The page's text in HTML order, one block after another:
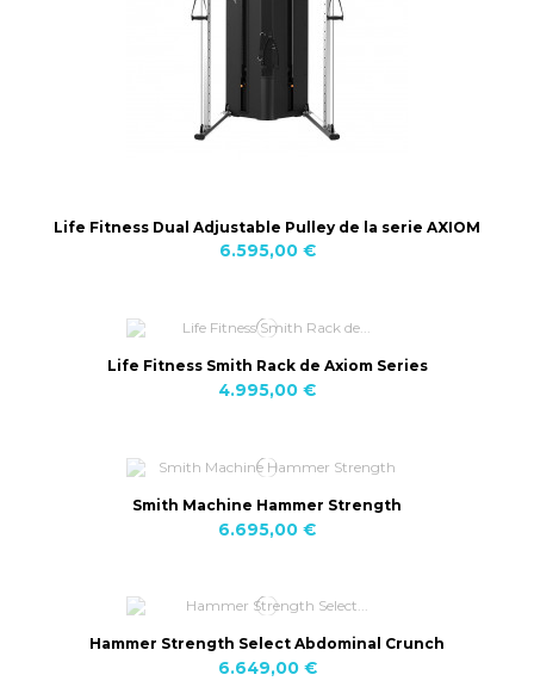
Life Fitness Dual Adjustable Pulley de la serie AXIOM
6.595,00 €
Life Fitness Smith Rack de Axiom Series
4.995,00 €
Smith Machine Hammer Strength
6.695,00 €
Hammer Strength Select Abdominal Crunch
6.649,00 €